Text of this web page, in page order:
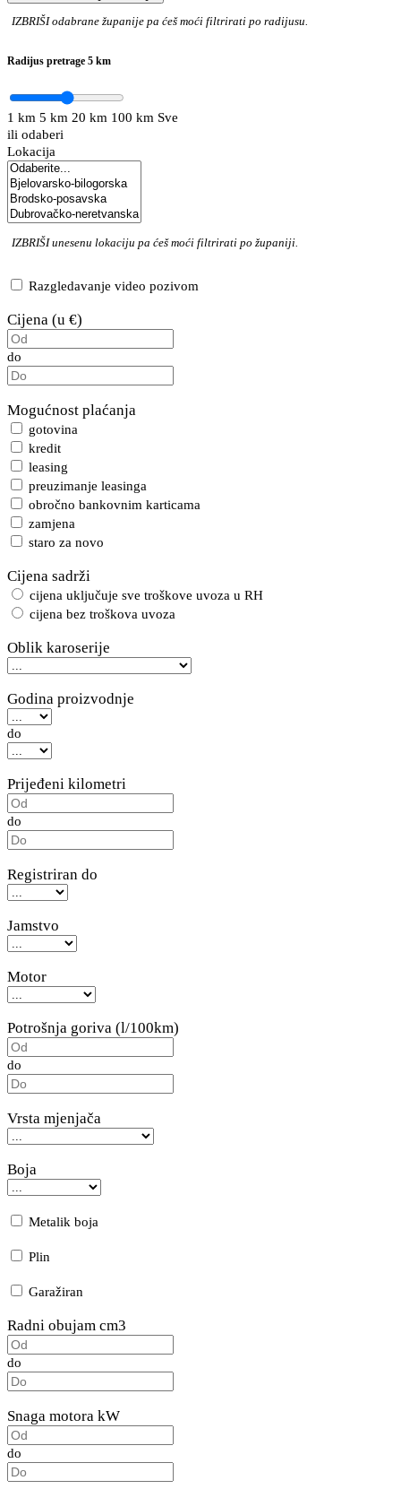
IZBRIŠIodabrane županije pa ćeš moći filtrirati po radijusu.
Radijus pretrage 5 km
1 km 5 km 20 km 100 km Sve
ili odaberi
Lokacija
IZBRIŠIunesenu lokaciju pa ćeš moći filtrirati po županiji.
Razgledavanje video pozivom
Cijena (u €)
do
Mogućnost plaćanja
gotovina
kredit
leasing
preuzimanje leasinga
obročno bankovnim karticama
zamjena
staro za novo
Cijena sadrži
cijena uključuje sve troškove uvoza u RH
cijena bez troškova uvoza
Oblik karoserije
Godina proizvodnje
do
Prijeđeni kilometri
do
Registriran do
Jamstvo
Motor
Potrošnja goriva (l/100km)
do
Vrsta mjenjača
Boja
Metalik boja
Plin
Garažiran
Radni obujam cm3
do
Snaga motora kW
do